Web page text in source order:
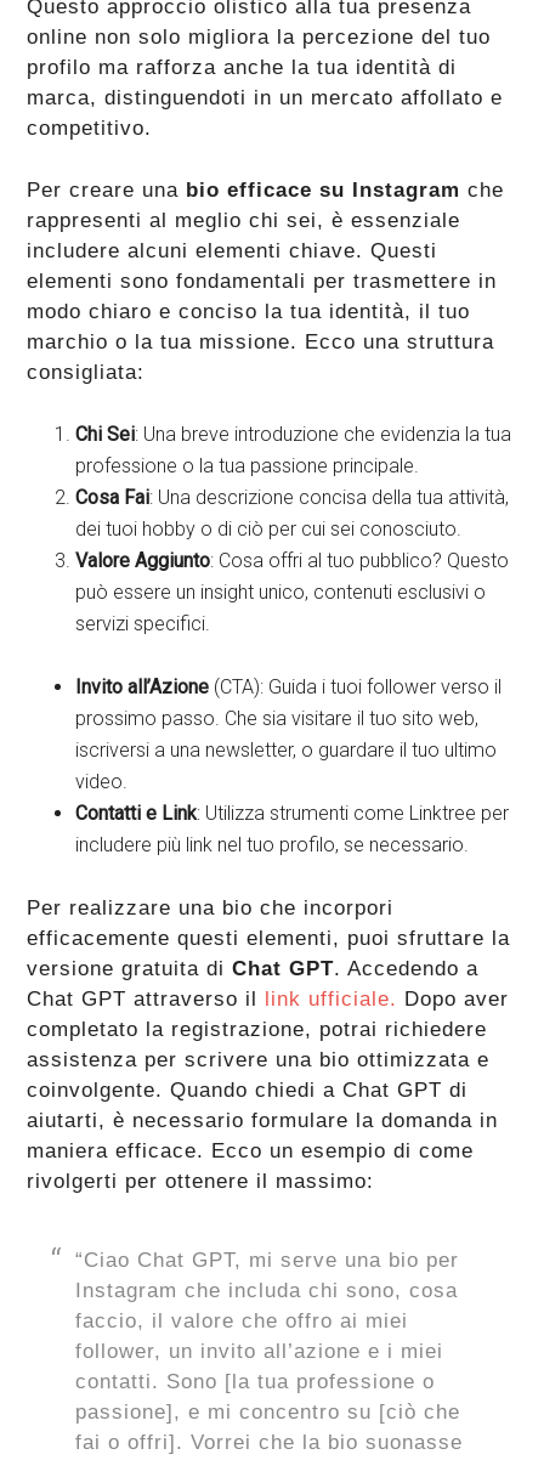
Questo approccio olistico alla tua presenza
online non solo migliora la percezione del tuo
profilo ma rafforza anche la tua identità di
marca, distinguendoti in un mercato affollato e
competitivo.
Per creare una bio efficace su Instagram che
rappresenti al meglio chi sei, è essenziale
includere alcuni elementi chiave. Questi
elementi sono fondamentali per trasmettere in
modo chiaro e conciso la tua identità, il tuo
marchio o la tua missione. Ecco una struttura
consigliata:
Chi Sei: Una breve introduzione che evidenzia la tua
professione o la tua passione principale.
Cosa Fai: Una descrizione concisa della tua attività,
dei tuoi hobby o di ciò per cui sei conosciuto.
Valore Aggiunto: Cosa offri al tuo pubblico? Questo
può essere un insight unico, contenuti esclusivi o
servizi specifici.
Invito all’Azione (CTA): Guida i tuoi follower verso il
prossimo passo. Che sia visitare il tuo sito web,
iscriversi a una newsletter, o guardare il tuo ultimo
video.
Contatti e Link: Utilizza strumenti come Linktree per
includere più link nel tuo profilo, se necessario.
Per realizzare una bio che incorpori
efficacemente questi elementi, puoi sfruttare la
versione gratuita diChat GPT. Accedendo a
Chat GPT attraverso il link ufficiale. Dopo aver
completato la registrazione, potrai richiedere
assistenza per scrivere una bio ottimizzata e
coinvolgente. Quando chiedi a Chat GPT di
aiutarti, è necessario formulare la domanda in
maniera efficace. Ecco un esempio di come
rivolgerti per ottenere il massimo:
“Ciao Chat GPT, mi serve una bio per
Instagram che includa chi sono, cosa
faccio, il valore che offro ai miei
follower, un invito all’azione e i miei
contatti. Sono [la tua professione o
passione], e mi concentro su [ciò che
fai o offri]. Vorrei che la bio suonasse